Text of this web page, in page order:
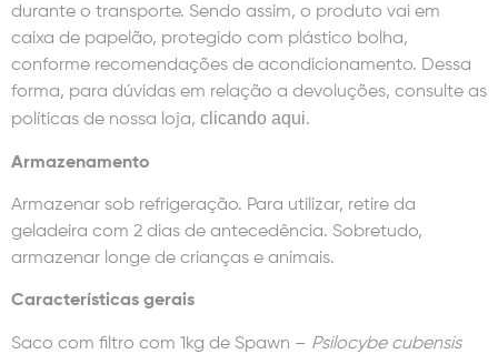
durante o transporte. Sendo assim, o produto vai em
caixa de papelão, protegido com plástico bolha,
conforme recomendações de acondicionamento. Dessa
forma, para dúvidas em relação a devoluções, consulte as
políticas de nossa loja, clicando aqui.
Armazenamento
Armazenar sob refrigeração. Para utilizar, retire da
geladeira com 2 dias de antecedência. Sobretudo,
armazenar longe de crianças e animais.
Características gerais
Saco com filtro com 1kg de Spawn – Psilocybe cubensis